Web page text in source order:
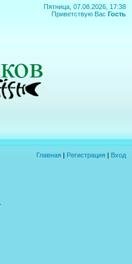
Пятница, 07.08.2026, 17:38
Приветствую Вас Гость
Главная | Регистрация | Вход